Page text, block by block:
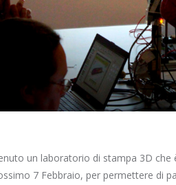
un laboratorio di stampa 3D
7 Febbraio, per permettere di